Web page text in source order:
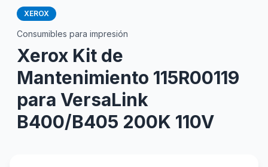
XEROX
Consumibles para impresión
Xerox Kit de
Mantenimiento 115R00119
para VersaLink
B400/B405 200K 110V